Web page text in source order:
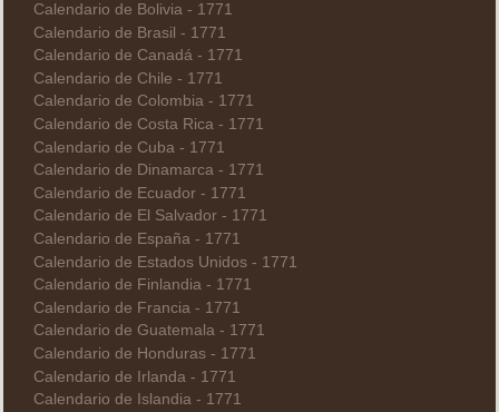
Calendario de Bolivia - 1771
Calendario de Brasil - 1771
Calendario de Canadá - 1771
Calendario de Chile - 1771
Calendario de Colombia - 1771
Calendario de Costa Rica - 1771
Calendario de Cuba - 1771
Calendario de Dinamarca - 1771
Calendario de Ecuador - 1771
Calendario de El Salvador - 1771
Calendario de España - 1771
Calendario de Estados Unidos - 1771
Calendario de Finlandia - 1771
Calendario de Francia - 1771
Calendario de Guatemala - 1771
Calendario de Honduras - 1771
Calendario de Irlanda - 1771
Calendario de Islandia - 1771